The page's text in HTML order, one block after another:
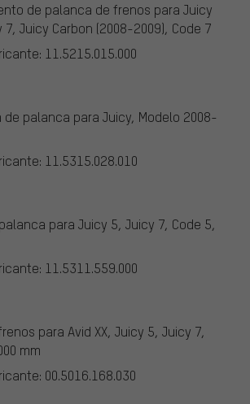
de palanca de frenos para Juicy
Juicy Carbon (2008-2009), Code 7
11.5215.015.000
de palanca para Juicy, Modelo 2008-
11.5315.028.010
para Juicy 5, Juicy 7, Code 5,
11.5311.559.000
para Avid XX, Juicy 5, Juicy 7,
mm
00.5016.168.030